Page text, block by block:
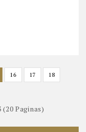
16 17
18
(20 Paginas)